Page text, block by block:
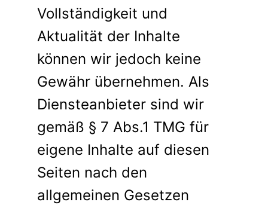
Vollständigkeit und
Aktualität der Inhalte
können wir jedoch keine
Gewähr übernehmen. Als
Diensteanbieter sind wir
gemäß § 7 Abs.1 TMG für
eigene Inhalte auf diesen
Seiten nach den
allgemeinen Gesetzen